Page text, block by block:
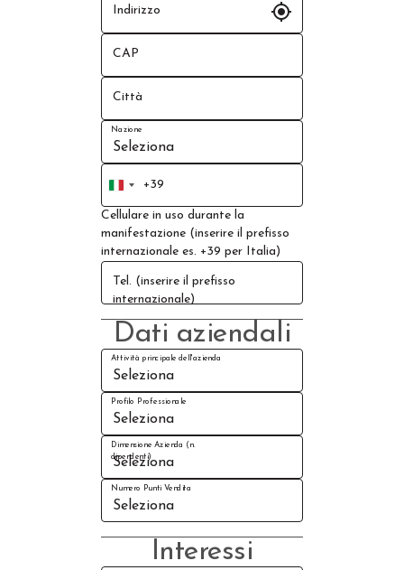
my_location
Indirizzo
CAP
Città
Nazione
Italy
+39
+39
Cellulare in uso durante la
manifestazione (inserire il prefisso
internazionale es. +39 per Italia)
Tel. (inserire il prefisso
internazionale)
Dati aziendali
Attività principale dell'azienda
Profilo Professionale
Dimensione Azienda (n.
dipendenti)
Numero Punti Vendita
Interessi